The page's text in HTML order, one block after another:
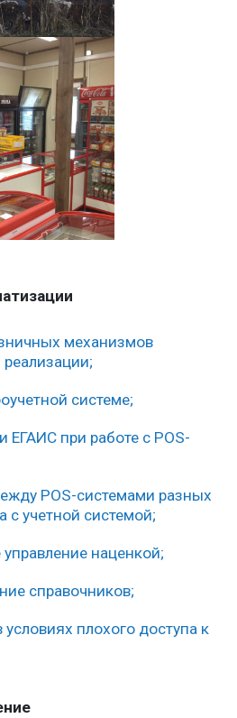
механизмов
системе;
при работе с POS-
POS-системами разных
с учетной системой;
наценкой;
справочников;
плохого доступа к